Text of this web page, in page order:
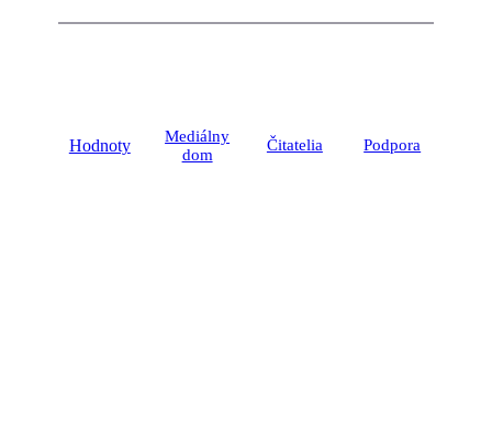
Hodnoty
Mediálny
dom
Čitatelia Podpora